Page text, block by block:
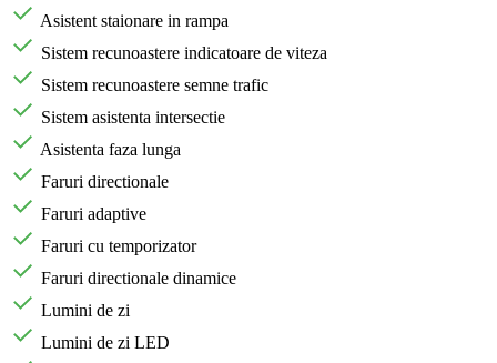
Asistent staionare in rampa
Sistem recunoastere indicatoare de viteza
Sistem recunoastere semne trafic
Sistem asistenta intersectie
Asistenta faza lunga
Faruri directionale
Faruri adaptive
Faruri cu temporizator
Faruri directionale dinamice
Lumini de zi
Lumini de zi LED